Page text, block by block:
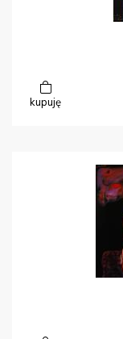
kupuję